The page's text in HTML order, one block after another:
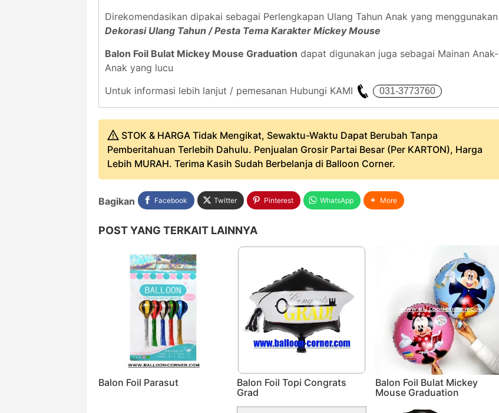
Direkomendasikan dipakai sebagai Perlengkapan Ulang Tahun Anak yang menggunakan
Dekorasi Ulang Tahun / Pesta Tema Karakter Mickey Mouse
Balon Foil Bulat Mickey Mouse Graduation dapat digunakan juga sebagai Mainan Anak-
Anak yang lucu
Untuk informasi lebih lanjut / pemesanan Hubungi KAMI
STOK & HARGA Tidak Mengikat, Sewaktu-Waktu Dapat Berubah Tanpa
Pemberitahuan Terlebih Dahulu. Penjualan Grosir Partai Besar (Per KARTON), Harga
Lebih MURAH. Terima Kasih Sudah Berbelanja di Balloon Corner.
Bagikan Facebook Twitter Pinterest WhatsApp More
POST YANG TERKAIT LAINNYA
Balon Foil Parasut
Balon Foil Topi Congrats
Grad
Balon Foil Bulat Mickey
Mouse Graduation